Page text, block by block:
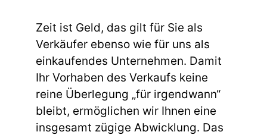
Zeit ist Geld, das gilt für Sie als
Verkäufer ebenso wie für uns als
einkaufendes Unternehmen. Damit
Ihr Vorhaben des Verkaufs keine
reine Überlegung „für irgendwann“
bleibt, ermöglichen wir Ihnen eine
insgesamt zügige Abwicklung. Das